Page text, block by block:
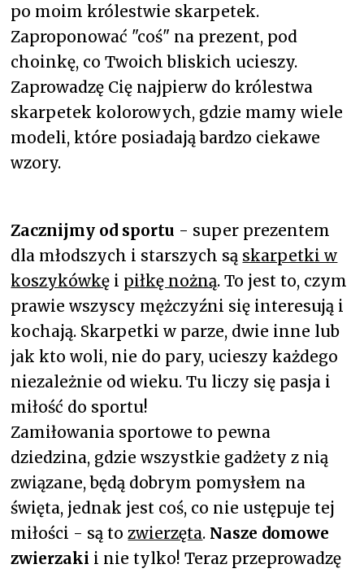
po moim królestwie skarpetek.
Zaproponować "coś" na prezent, pod
choinkę, co Twoich bliskich ucieszy.
Zaprowadzę Cię najpierw do królestwa
skarpetek kolorowych, gdzie mamy wiele
modeli, które posiadają bardzo ciekawe
wzory.
Zacznijmy od sportu - super prezentem
dla młodszych i starszych są skarpetki w
koszykówkę i piłkę nożną. To jest to, czym
prawie wszyscy mężczyźni się interesują i
kochają. Skarpetki w parze, dwie inne lub
jak kto woli, nie do pary, ucieszy każdego
niezależnie od wieku. Tu liczy się pasja i
miłość do sportu!
Zamiłowania sportowe to pewna
dziedzina, gdzie wszystkie gadżety z nią
związane, będą dobrym pomysłem na
święta, jednak jest coś, co nie ustępuje tej
miłości - są tozwierzęta. Nasze domowe
zwierzaki i nie tylko! Teraz przeprowadzę